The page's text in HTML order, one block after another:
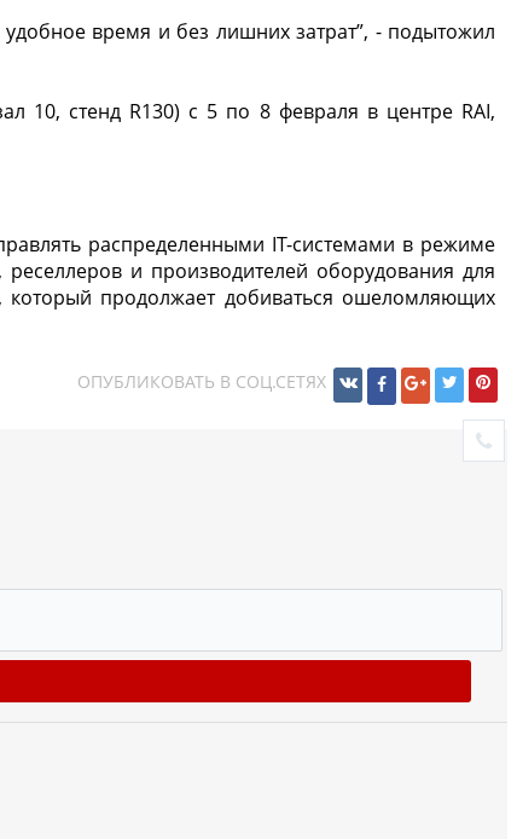
время и без лишних затрат”, - подытожил
10, стенд R130) с 5 по 8 февраля в центре RAI,
распределенными IT-системами в режиме
и производителей оборудования для
который продолжает добиваться ошеломляющих
ОПУБЛИКОВАТЬ В СОЦ.СЕТЯХ